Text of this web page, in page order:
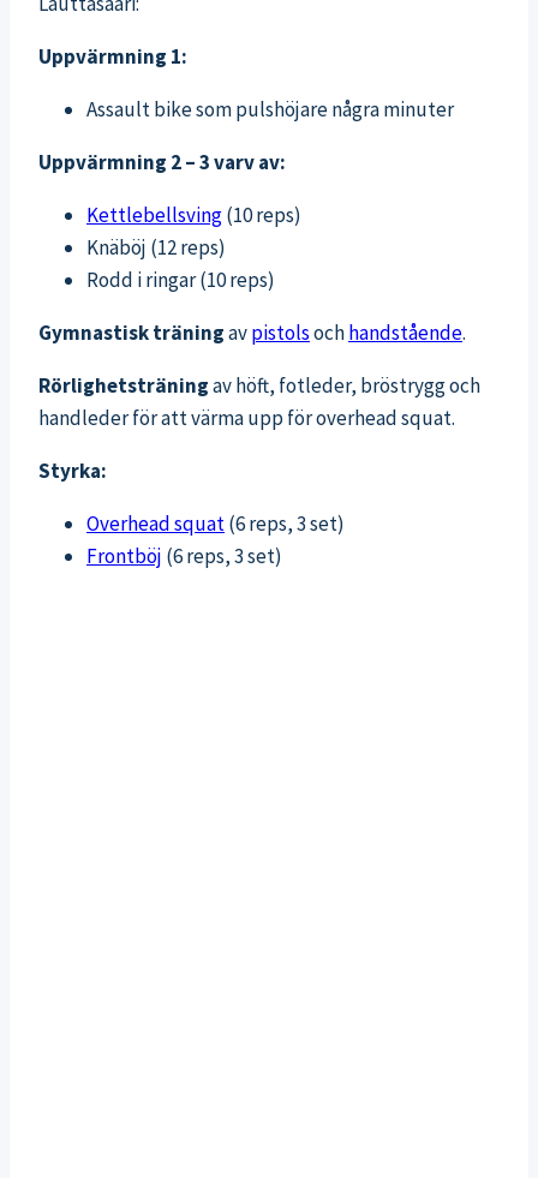
Uppvärmning 1:
Assault bike som pulshöjare några minuter
Uppvärmning 2 – 3 varv av:
Kettlebellsving(10 reps)
Knäböj (12 reps)
Rodd i ringar (10 reps)
Gymnastisk träningavpistolsochhandstående.
Rörlighetsträningav höft, fotleder, bröstrygg och
handleder för att värma upp för overhead squat.
Styrka:
Overhead squat(6 reps, 3 set)
Frontböj (6 reps, 3 set)